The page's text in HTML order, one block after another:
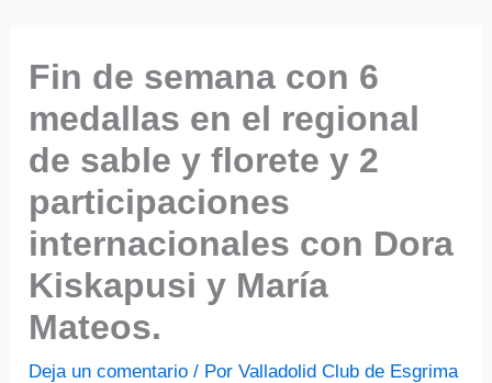
Fin de semana con 6
medallas en el regional
de sable y florete y 2
participaciones
internacionales con Dora
Kiskapusi y María
Mateos.
Deja un comentario / PorValladolid Club de Esgrima